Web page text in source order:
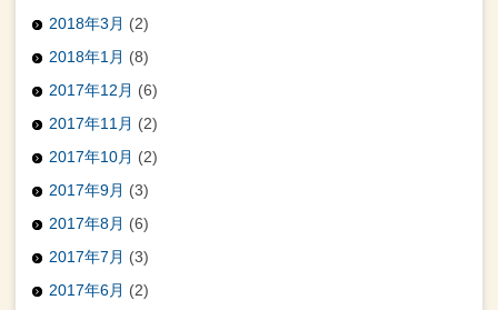
2018年3月 (2)
2018年1月 (8)
2017年12月 (6)
2017年11月 (2)
2017年10月 (2)
2017年9月 (3)
2017年8月 (6)
2017年7月 (3)
2017年6月 (2)